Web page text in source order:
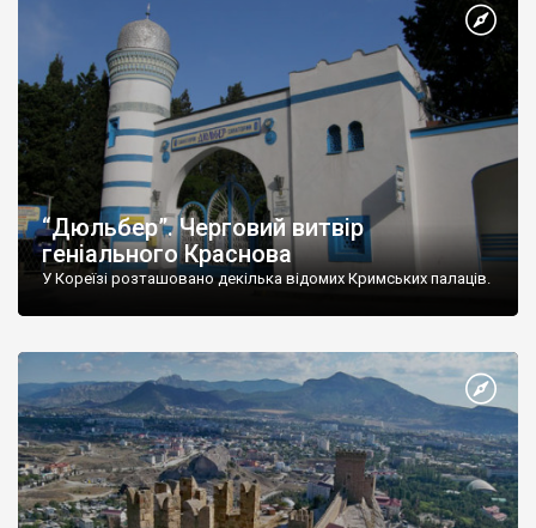
“Дюльбер”. Черговий витвір
геніального Краснова
У Кореїзі розташовано декілька відомих Кримських палаців.